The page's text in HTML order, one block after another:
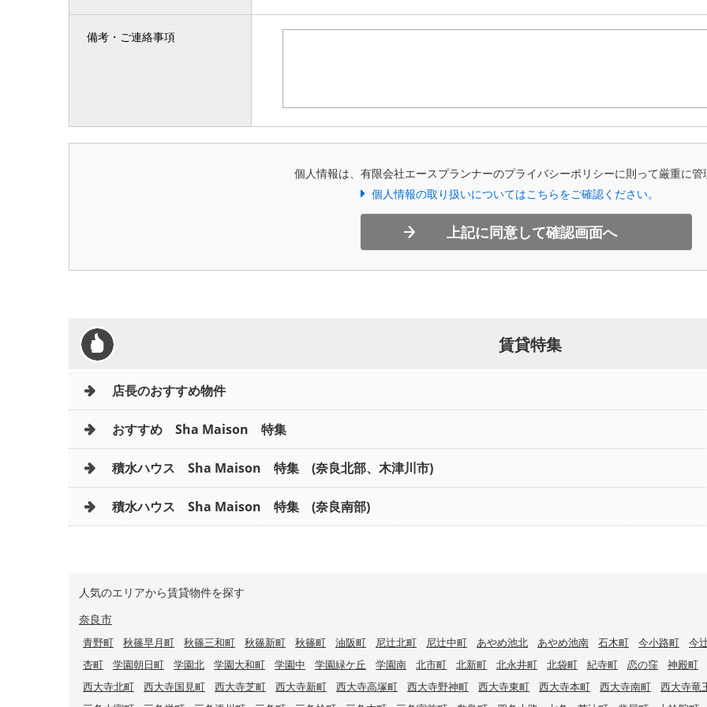
備考・ご連絡事項
個人情報は、有限会社エースプランナーのプライバシーポリシーに則って厳重に管
個人情報の取り扱いについてはこちらをご確認ください。
上記に同意して確認画面へ
賃貸特集
店長のおすすめ物件
おすすめ Sha Maison 特集
積水ハウス Sha Maison 特集 (奈良北部、木津川市)
積水ハウス Sha Maison 特集 (奈良南部)
人気のエリアから賃貸物件を探す
奈良市
青野町 秋篠早月町 秋篠三和町 秋篠新町 秋篠町 油阪町 尼辻北町 尼辻中町 あやめ池北 あやめ池南 石木町 今小路町 今
杏町
学園朝日町 学園北 学園大和町 学園中 学園緑ケ丘 学園南 北市町 北新町 北永井町 北袋町 紀寺町 恋の窪 神殿町
西大寺北町
西大寺国見町 西大寺芝町 西大寺新町 西大寺高塚町 西大寺野神町 西大寺東町 西大寺本町 西大寺南町 西大寺竜